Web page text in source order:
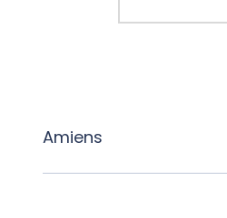
Amiens